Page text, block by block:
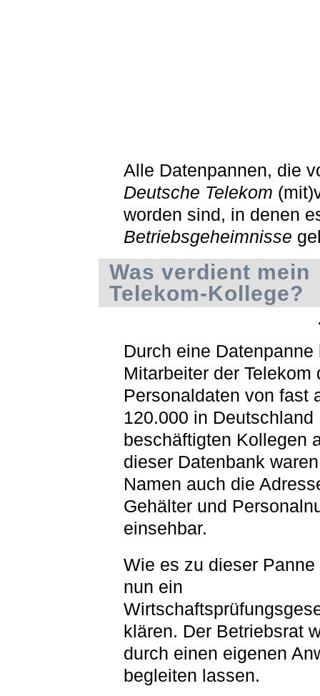
Alle Datenpannen, die
Deutsche Telekom
worden sind, in denen
Betriebsgeheimnisse
Was verdient mein
Telekom-Kollege?
Durch eine Datenpanne
Mitarbeiter der Telekom
Personaldaten von fast
120.000 in Deutschland
beschäftigten Kollegen
dieser Datenbank
Namen auch die
Gehälter und
einsehbar.
Wie es zu dieser
nun ein
klären. Der Betriebsrat
durch einen eigenen
begleiten lassen.